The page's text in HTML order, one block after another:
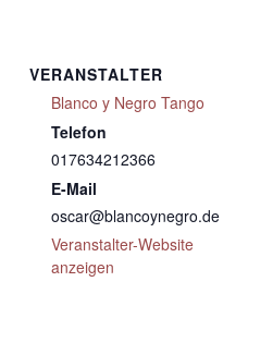
VERANSTALTER
Blanco y Negro Tango
Telefon
017634212366
E-Mail
oscar@blancoynegro.de
Veranstalter-Website
anzeigen